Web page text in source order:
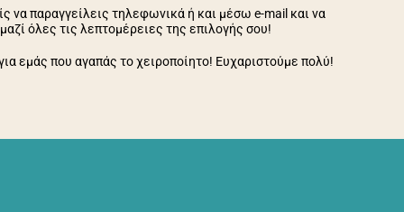
να παραγγείλεις τηλεφωνικά ή και μέσω e-mail και να
όλες τις λεπτομέρειες της επιλογής σου!
εμάς που αγαπάς το χειροποίητο! Ευχαριστούμε πολύ!